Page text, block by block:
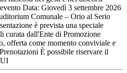
Data: Giovedì 3 settembre 2026
Comunale – Orio al Serio
è prevista una speciale
curata dall'Ente di Promozione
offerta come momento conviviale e
È possibile riservare il